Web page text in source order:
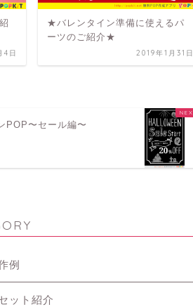
4日
★バレンタイン準備に使えるパ
ーツのご紹介★
2019年1月31日
POP〜セール編〜
例
ット紹介